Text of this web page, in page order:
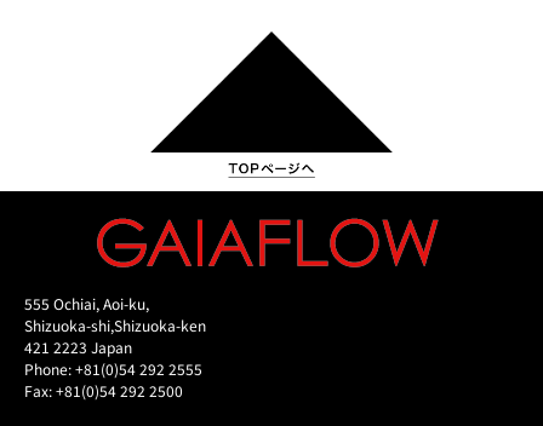
555 Ochiai, Aoi-ku,
Shizuoka-shi,Shizuoka-ken
421 2223 Japan
Phone: +81(0)54 292 2555
Fax: +81(0)54 292 2500